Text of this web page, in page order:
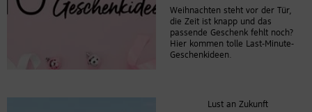
Weihnachten steht vor der Tür,
die Zeit ist knapp und das
passende Geschenk fehlt noch?
Hier kommen tolle Last-Minute-
Geschenkideen.
Lust an Zukunft